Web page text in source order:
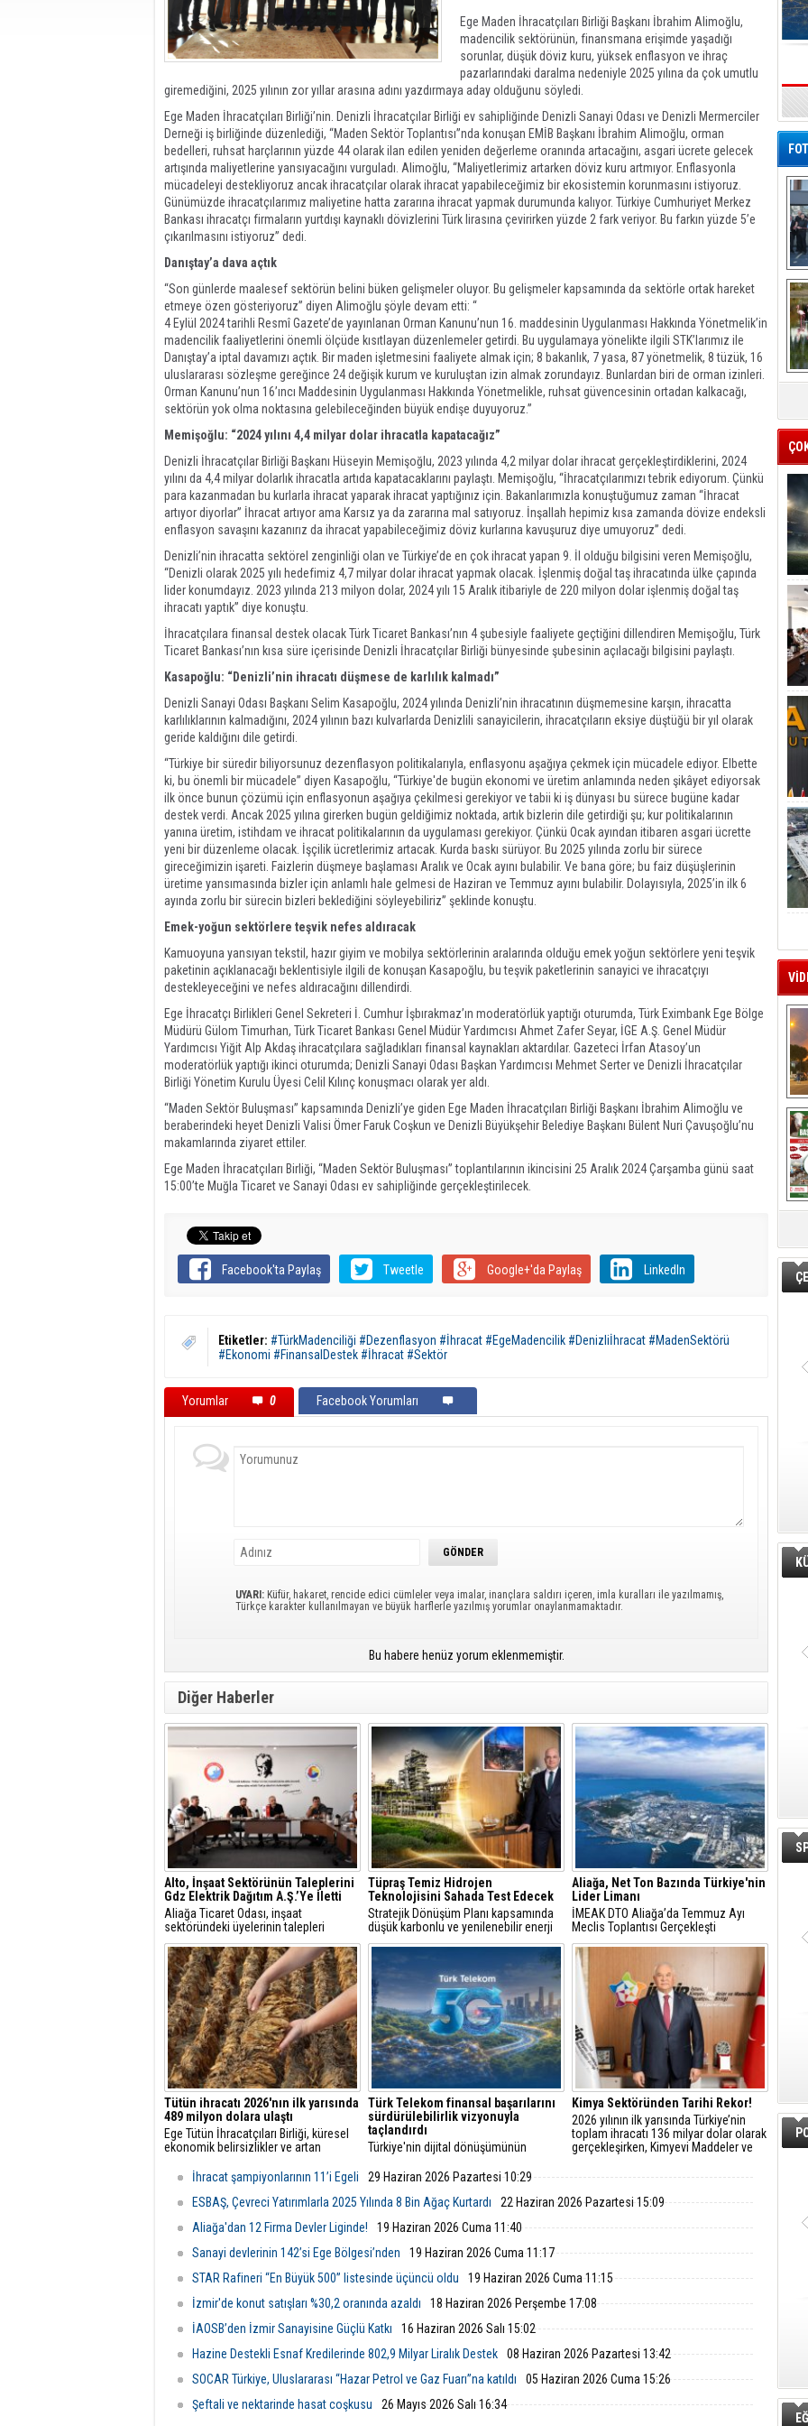
Ege Maden İhracatçıları Birliği Başkanı İbrahim Alimoğlu,
madencilik sektörünün, finansmana erişimde yaşadığı
sorunlar, düşük döviz kuru, yüksek enflasyon ve ihraç
pazarlarındaki daralma nedeniyle 2025 yılına da çok umutlu
giremediğini, 2025 yılının zor yıllar arasına adını yazdırmaya aday olduğunu söyledi.
Ege Maden İhracatçıları Birliği’nin. Denizli İhracatçılar Birliği ev sahipliğinde Denizli Sanayi Odası ve Denizli Mermerciler
Derneği iş birliğinde düzenlediği, “Maden Sektör Toplantısı”nda konuşan EMİB Başkanı İbrahim Alimoğlu, orman
bedelleri, ruhsat harçlarının yüzde 44 olarak ilan edilen yeniden değerleme oranında artacağını, asgari ücrete gelecek
artışında maliyetlerine yansıyacağını vurguladı. Alimoğlu, “Maliyetlerimiz artarken döviz kuru artmıyor. Enflasyonla
mücadeleyi destekliyoruz ancak ihracatçılar olarak ihracat yapabileceğimiz bir ekosistemin korunmasını istiyoruz.
Günümüzde ihracatçılarımız maliyetine hatta zararına ihracat yapmak durumunda kalıyor. Türkiye Cumhuriyet Merkez
Bankası ihracatçı firmaların yurtdışı kaynaklı dövizlerini Türk lirasına çevirirken yüzde 2 fark veriyor. Bu farkın yüzde 5’e
çıkarılmasını istiyoruz” dedi.
Danıştay’a dava açtık
“Son günlerde maalesef sektörün belini büken gelişmeler oluyor. Bu gelişmeler kapsamında da sektörle ortak hareket
etmeye özen gösteriyoruz” diyen Alimoğlu şöyle devam etti: “
4 Eylül 2024 tarihli Resmî Gazete’de yayınlanan Orman Kanunu’nun 16. maddesinin Uygulanması Hakkında Yönetmelik’in
madencilik faaliyetlerini önemli ölçüde kısıtlayan düzenlemeler getirdi. Bu uygulamaya yönelikte ilgili STK’larımız ile
Danıştay’a iptal davamızı açtık. Bir maden işletmesini faaliyete almak için; 8 bakanlık, 7 yasa, 87 yönetmelik, 8 tüzük, 16
uluslararası sözleşme gereğince 24 değişik kurum ve kuruluştan izin almak zorundayız. Bunlardan biri de orman izinleri.
Orman Kanunu’nun 16’ıncı Maddesinin Uygulanması Hakkında Yönetmelikle, ruhsat güvencesinin ortadan kalkacağı,
sektörün yok olma noktasına gelebileceğinden büyük endişe duyuyoruz.”
Memişoğlu: “2024 yılını 4,4 milyar dolar ihracatla kapatacağız”
Denizli İhracatçılar Birliği Başkanı Hüseyin Memişoğlu, 2023 yılında 4,2 milyar dolar ihracat gerçekleştirdiklerini, 2024
yılını da 4,4 milyar dolarlık ihracatla artıda kapatacaklarını paylaştı. Memişoğlu, “İhracatçılarımızı tebrik ediyorum. Çünkü
para kazanmadan bu kurlarla ihracat yaparak ihracat yaptığınız için. Bakanlarımızla konuştuğumuz zaman “İhracat
artıyor diyorlar” İhracat artıyor ama Karsız ya da zararına mal satıyoruz. İnşallah hepimiz kısa zamanda dövize endeksli
enflasyon savaşını kazanırız da ihracat yapabileceğimiz döviz kurlarına kavuşuruz diye umuyoruz” dedi.
Denizli’nin ihracatta sektörel zenginliği olan ve Türkiye’de en çok ihracat yapan 9. İl olduğu bilgisini veren Memişoğlu,
“Denizli olarak 2025 yılı hedefimiz 4,7 milyar dolar ihracat yapmak olacak. İşlenmiş doğal taş ihracatında ülke çapında
lider konumdayız. 2023 yılında 213 milyon dolar, 2024 yılı 15 Aralık itibariyle de 220 milyon dolar işlenmiş doğal taş
ihracatı yaptık” diye konuştu.
İhracatçılara finansal destek olacak Türk Ticaret Bankası’nın 4 şubesiyle faaliyete geçtiğini dillendiren Memişoğlu, Türk
Ticaret Bankası’nın kısa süre içerisinde Denizli İhracatçılar Birliği bünyesinde şubesinin açılacağı bilgisini paylaştı.
Kasapoğlu: “Denizli’nin ihracatı düşmese de karlılık kalmadı”
Denizli Sanayi Odası Başkanı Selim Kasapoğlu, 2024 yılında Denizli’nin ihracatının düşmemesine karşın, ihracatta
karlılıklarının kalmadığını, 2024 yılının bazı kulvarlarda Denizlili sanayicilerin, ihracatçıların eksiye düştüğü bir yıl olarak
geride kaldığını dile getirdi.
“Türkiye bir süredir biliyorsunuz dezenflasyon politikalarıyla, enflasyonu aşağıya çekmek için mücadele ediyor. Elbette
ki, bu önemli bir mücadele” diyen Kasapoğlu, “Türkiye'de bugün ekonomi ve üretim anlamında neden şikâyet ediyorsak
ilk önce bunun çözümü için enflasyonun aşağıya çekilmesi gerekiyor ve tabii ki iş dünyası bu sürece bugüne kadar
destek verdi. Ancak 2025 yılına girerken bugün geldiğimiz noktada, artık bizlerin dile getirdiği şu; kur politikalarının
yanına üretim, istihdam ve ihracat politikalarının da uygulaması gerekiyor. Çünkü Ocak ayından itibaren asgari ücrette
yeni bir düzenleme olacak. İşçilik ücretlerimiz artacak. Kurda baskı sürüyor. Bu 2025 yılında zorlu bir sürece
gireceğimizin işareti. Faizlerin düşmeye başlaması Aralık ve Ocak ayını bulabilir. Ve bana göre; bu faiz düşüşlerinin
üretime yansımasında bizler için anlamlı hale gelmesi de Haziran ve Temmuz ayını bulabilir. Dolayısıyla, 2025’in ilk 6
ayında zorlu bir sürecin bizleri beklediğini söyleyebiliriz” şeklinde konuştu.
Emek-yoğun sektörlere teşvik nefes aldıracak
Kamuoyuna yansıyan tekstil, hazır giyim ve mobilya sektörlerinin aralarında olduğu emek yoğun sektörlere yeni teşvik
paketinin açıklanacağı beklentisiyle ilgili de konuşan Kasapoğlu, bu teşvik paketlerinin sanayici ve ihracatçıyı
destekleyeceğini ve nefes aldıracağını dillendirdi.
Ege İhracatçı Birlikleri Genel Sekreteri İ. Cumhur İşbırakmaz’ın moderatörlük yaptığı oturumda, Türk Eximbank Ege Bölge
Müdürü Gülom Timurhan, Türk Ticaret Bankası Genel Müdür Yardımcısı Ahmet Zafer Seyar, İGE A.Ş. Genel Müdür
Yardımcısı Yiğit Alp Akdaş ihracatçılara sağladıkları finansal kaynakları aktardılar. Gazeteci İrfan Atasoy’un
moderatörlük yaptığı ikinci oturumda; Denizli Sanayi Odası Başkan Yardımcısı Mehmet Serter ve Denizli İhracatçılar
Birliği Yönetim Kurulu Üyesi Celil Kılınç konuşmacı olarak yer aldı.
“Maden Sektör Buluşması” kapsamında Denizli’ye giden Ege Maden İhracatçıları Birliği Başkanı İbrahim Alimoğlu ve
beraberindeki heyet Denizli Valisi Ömer Faruk Coşkun ve Denizli Büyükşehir Belediye Başkanı Bülent Nuri Çavuşoğlu’nu
makamlarında ziyaret ettiler.
Ege Maden İhracatçıları Birliği, “Maden Sektör Buluşması” toplantılarının ikincisini 25 Aralık 2024 Çarşamba günü saat
15:00’te Muğla Ticaret ve Sanayi Odası ev sahipliğinde gerçekleştirilecek.
Facebook'ta Paylaş Tweetle Google+'da Paylaş LinkedIn
Etiketler: #TürkMadenciliği #Dezenflasyon #İhracat #EgeMadencilik #Denizliİhracat #MadenSektörü
#Ekonomi #FinansalDestek #İhracat #Sektör
Yorumlar 0 Facebook Yorumları
UYARI: Küfür, hakaret, rencide edici cümleler veya imalar, inançlara saldırı içeren, imla kuralları ile yazılmamış,
Türkçe karakter kullanılmayan ve büyük harflerle yazılmış yorumlar onaylanmamaktadır.
Bu habere henüz yorum eklenmemiştir.
Diğer Haberler
Alto, İnşaat Sektörünün Taleplerini
Gdz Elektrik Dağıtım A.Ş.’Ye İletti
Aliağa Ticaret Odası, inşaat
sektöründeki üyelerinin talepleri
üzerine GDZ Elektrik Dağıtım
yetkilileriyle toplantı düzenledi.
Görüşmede sayaç panosu ve enerji
odası düzenlemeleriyle ilgili yeni
şartlar ve başvuru süreçleri
değerlendirildi.
Tüpraş Temiz Hidrojen
Teknolojisini Sahada Test Edecek
Stratejik Dönüşüm Planı kapsamında
düşük karbonlu ve yenilenebilir enerji
çözümlerine odaklanan Tüpraş, temiz
hidrojen teknolojileri alanında yenilikçi
projelere öncülük ediyor.
Aliağa, Net Ton Bazında Türkiye'nin
Lider Limanı
İMEAK DTO Aliağa’da Temmuz Ayı
Meclis Toplantısı Gerçekleşti
Tütün ihracatı 2026'nın ilk yarısında
489 milyon dolara ulaştı
Ege Tütün İhracatçıları Birliği, küresel
ekonomik belirsizlikler ve artan
ayında ihracatını yüzde 4 artırarak 489
milyon dolara çıkardı ve istikrarlı
büyümesini sürdürdü.
Türk Telekom finansal başarılarını
sürdürülebilirlik vizyonuyla
taçlandırdı
Türkiye'nin dijital dönüşümünün
başarılarını sürdürülebilirlik odaklı
ediyor.
Kimya Sektöründen Tarihi Rekor!
2026 yılının ilk yarısında Türkiye’nin
toplam ihracatı 136 milyar dolar olarak
gerçekleşirken, Kimyevi Maddeler ve
milyar dolarlık ihracatla Cumhuriyet
gerçekleştirdi.
İhracat şampiyonlarının 11’i Egeli
29 Haziran 2026 Pazartesi 10:29
ESBAŞ, Çevreci Yatırımlarla 2025 Yılında 8 Bin Ağaç Kurtardı
22 Haziran 2026 Pazartesi 15:09
Aliağa'dan 12 Firma Devler Liginde!
19 Haziran 2026 Cuma 11:40
Sanayi devlerinin 142’si Ege Bölgesi’nden
19 Haziran 2026 Cuma 11:17
STAR Rafineri “En Büyük 500” listesinde üçüncü oldu
19 Haziran 2026 Cuma 11:15
İzmir'de konut satışları %30,2 oranında azaldı
18 Haziran 2026 Perşembe 17:08
İAOSB’den İzmir Sanayisine Güçlü Katkı
16 Haziran 2026 Salı 15:02
Hazine Destekli Esnaf Kredilerinde 802,9 Milyar Liralık Destek
08 Haziran 2026 Pazartesi 13:42
SOCAR Türkiye, Uluslararası “Hazar Petrol ve Gaz Fuarı”na katıldı
05 Haziran 2026 Cuma 15:26
Şeftali ve nektarinde hasat coşkusu
26 Mayıs 2026 Salı 16:34